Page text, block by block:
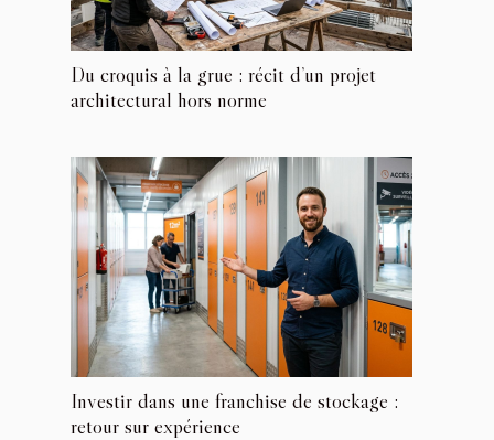
Du croquis à la grue : récit d’un projet
architectural hors norme
Investir dans une franchise de stockage :
retour sur expérience